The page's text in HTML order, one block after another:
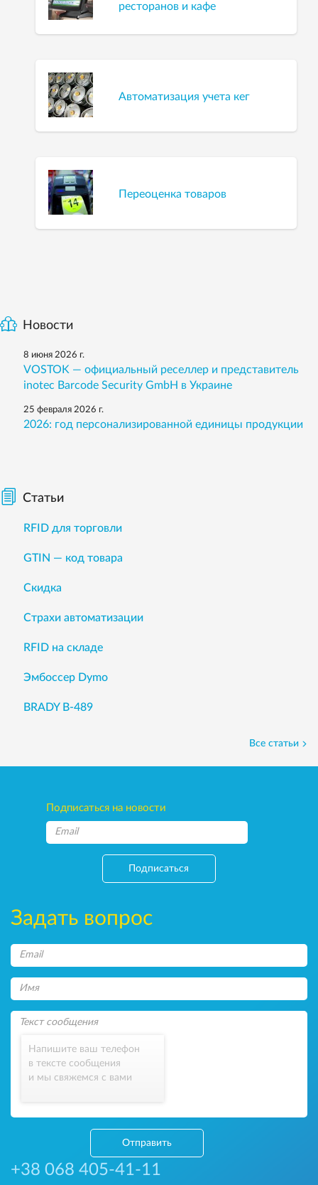
ресторанов и кафе
Автоматизация учета кег
Переоценка товаров
Новости
8 июня 2026 г.
VOSTOK — официальный реселлер и представитель
inotec Barcode Security GmbH в Украине
25 февраля 2026 г.
2026: год персонализированной единицы продукции
Статьи
RFID для торговли
GTIN — код товара
Скидка
Страхи автоматизации
RFID на складе
Эмбоссер Dymo
BRADY B-489
Все статьи
Подписаться на новости
Подписаться
Задать вопрос
Напишите ваш телефон
в тексте сообщения
и мы свяжемся с вами
Отправить
+38 068 405-41-11